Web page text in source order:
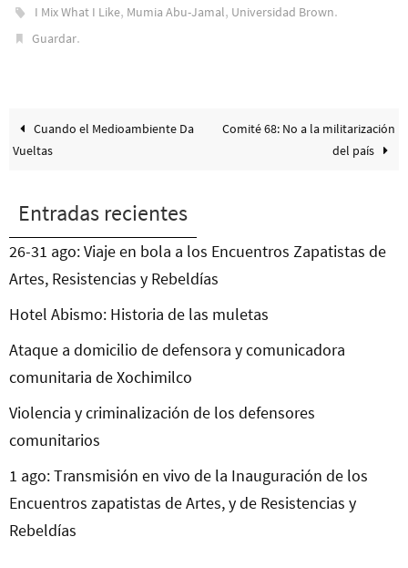
I Mix What I Like, Mumia Abu-Jamal, Universidad Brown.
Guardar.
Cuando el Medioambiente Da
Vueltas
Comité 68: No a la militarización
del país
Entradas recientes
26-31 ago: Viaje en bola a los Encuentros Zapatistas de
Artes, Resistencias y Rebeldías
Hotel Abismo: Historia de las muletas
Ataque a domicilio de defensora y comunicadora
comunitaria de Xochimilco
Violencia y criminalización de los defensores
comunitarios
1 ago: Transmisión en vivo de la Inauguración de los
Encuentros zapatistas de Artes, y de Resistencias y
Rebeldías